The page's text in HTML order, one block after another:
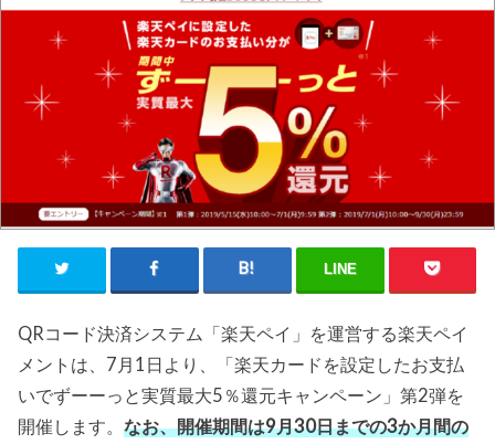
LINE
QRコード決済システム「楽天ペイ」を運営する楽天ペイ
メントは、7月1日より、「楽天カードを設定したお支払
いでずーーっと実質最大5％還元キャンペーン」第2弾を
開催します。なお、開催期間は9月30日までの3か月間の